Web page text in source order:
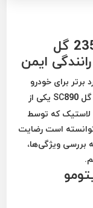
لاستیک سومیتومو 235/75R 15 گل
برتر برای خودرو
235/75R 15 گل SC890 یکی از
لاستیک که توسط
است رضایت
بررسی ویژگی‌ها،